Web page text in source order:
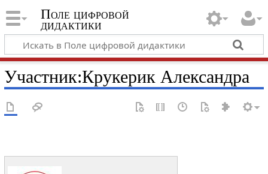
Поле цифровой
дидактики
Участник:Крукерик Александра